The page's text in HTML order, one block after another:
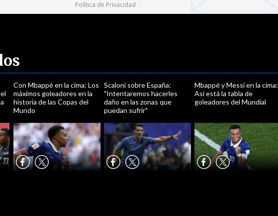
Política de Privacidad
Con Mbappé en la cima: Los
máximos goleadores en la
historia de las Copas del
Mundo
Scaloni sobre España:
"Intentaremos hacerles
daño en las zonas que
puedan sufrir"
Mbappé y Messi en la cima:
Así está la tabla de
goleadores del Mundial